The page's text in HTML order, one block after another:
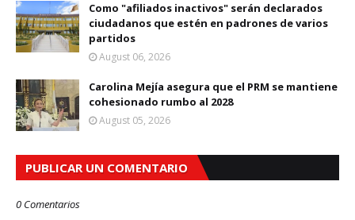
Como "afiliados inactivos" serán declarados
ciudadanos que estén en padrones de varios
partidos
August 06, 2026
Carolina Mejía asegura que el PRM se mantiene
cohesionado rumbo al 2028
August 05, 2026
PUBLICAR UN COMENTARIO
0 Comentarios